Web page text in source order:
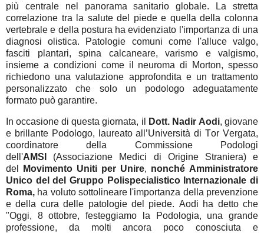
più centrale nel panorama sanitario globale. La stretta
correlazione tra la salute del piede e quella della colonna
vertebrale e della postura ha evidenziato l'importanza di una
diagnosi olistica. Patologie comuni come l'alluce valgo,
fasciti plantari, spina calcaneare, varismo e valgismo,
insieme a condizioni come il neuroma di Morton, spesso
richiedono una valutazione approfondita e un trattamento
personalizzato che solo un podologo adeguatamente
formato può garantire.
In occasione di questa giornata, il Dott. Nadir Aodi, giovane
e brillante Podologo, laureato all’Università di Tor Vergata,
coordinatore della Commissione Podologi
dell'AMSI
(Associazione Medici di Origine Straniera) e
del
Movimento Uniti per Unire, nonché Amministratore
Unico deldel Gruppo Polispecialistico Internazionale di
Roma, ha voluto sottolineare l'importanza della prevenzione
e della cura delle patologie del piede. Aodi ha detto che
"Oggi, 8 ottobre, festeggiamo la Podologia, una grande
professione, da molti ancora poco conosciuta e